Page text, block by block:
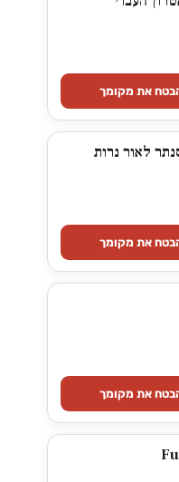
את מקומך
את מקומך
את מקומך